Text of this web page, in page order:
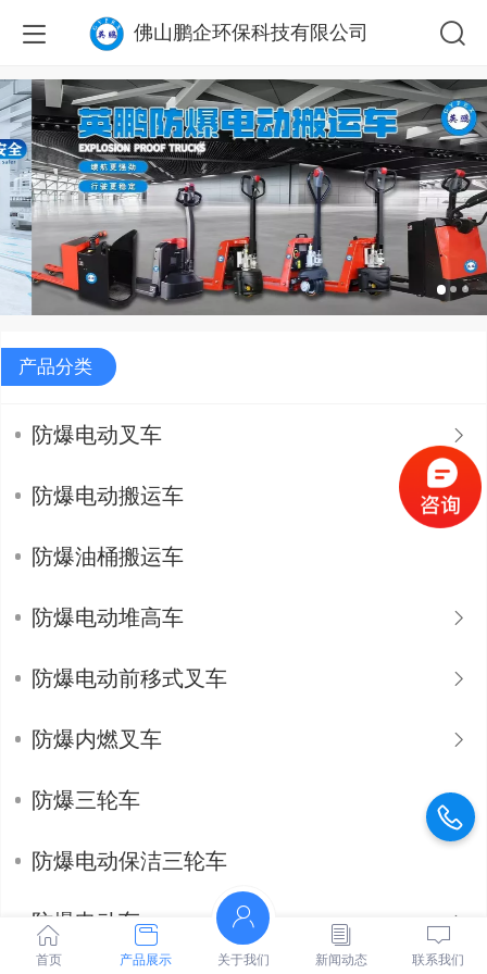
佛山鹏企环保科技有限公司
产品分类
防爆电动叉车
防爆电动搬运车
防爆油桶搬运车
防爆电动堆高车
防爆电动前移式叉车
防爆内燃叉车
防爆三轮车
防爆电动保洁三轮车
防爆电动车
首页 产品展示 关于我们 新闻动态 联系我们